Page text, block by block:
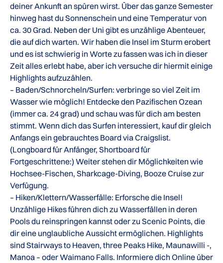
deiner Ankunft an spüren wirst. Über das ganze Semester
hinweg hast du Sonnenschein und eine Temperatur von
ca. 30 Grad. Neben der Uni gibt es unzählige Abenteuer,
die auf dich warten. Wir haben die Insel im Sturm erobert
und es ist schwierig in Worte zu fassen was ich in dieser
Zeit alles erlebt habe, aber ich versuche dir hiermit einige
Highlights aufzuzählen.
– Baden/Schnorcheln/Surfen: verbringe so viel Zeit im
Wasser wie möglich! Entdecke den Pazifischen Ozean
(immer ca. 24 grad) und schau was für dich am besten
stimmt. Wenn dich das Surfen interessiert, kauf dir gleich
Anfangs ein gebrauchtes Board via Craigslist.
(Longboard für Anfänger, Shortboard für
Fortgeschrittene:) Weiter stehen dir Möglichkeiten wie
Hochsee-Fischen, Sharkcage-Diving, Booze Cruise zur
Verfügung.
– Hiken/Klettern/Wasserfälle: Erforsche die Insel!
Unzählige Hikes führen dich zu Wasserfällen in deren
Pools du reinspringen kannst oder zu Scenic Points, die
dir eine unglaubliche Aussicht ermöglichen. Highlights
sind Stairways to Heaven, three Peaks Hike, Maunawilli -,
Manoa – oder Waimano Falls. Informiere dich Online über